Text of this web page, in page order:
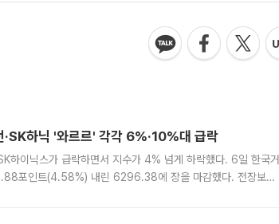
하닉 '와르르' 각각 6%·10%대 급락
하이닉스가 급락하면서 지수가 4% 넘게 하락했다. 6일 한국거
포인트(4.58%) 내린 6296.38에 장을 마감했다. 전장보다